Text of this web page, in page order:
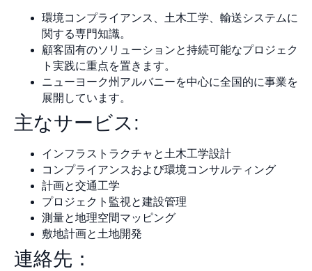
環境コンプライアンス、土木工学、輸送システムに
関する専門知識。
顧客固有のソリューションと持続可能なプロジェク
ト実践に重点を置きます。
ニューヨーク州アルバニーを中心に全国的に事業を
展開しています。
主なサービス:
インフラストラクチャと土木工学設計
コンプライアンスおよび環境コンサルティング
計画と交通工学
プロジェクト監視と建設管理
測量と地理空間マッピング
敷地計画と土地開発
連絡先：